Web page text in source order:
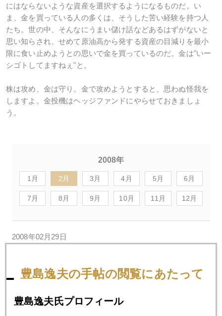
にはならないような資産を選択するようになるものだ。い
ま、金を買っている人の多くは、そうした苦い経験を持つ人
たち。世の中、そんなにうまい儲け話などあるはずがないと
思い知らされ、せめて原油高から発する資産の目減りを最小
限に食い止めようとの思いで金を買っているのだ。金は"いー
シゴトしてますねぇ"と。
株は攻め、金は守り。金で攻めようとすると、思わぬ怪我を
しますよ。金投機はヘッジファンドにやらせておきましょ
う。
2008年
1月 2月 3月 4月 5月 6月
7月 8月 9月 10月 11月 12月
2008年02月29日
2008年02月28日
１０００ドルへの助走開始
豊島逸夫の手帖の閲覧にあたって
豊島逸夫氏プロフィール